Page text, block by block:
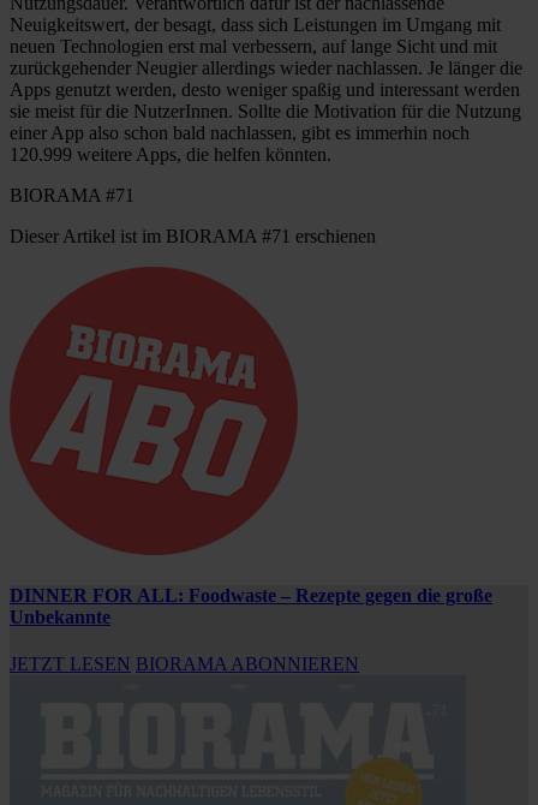
Neuigkeitswert, der besagt, dass sich Leistungen im Umgang mit
neuen Technologien erst mal verbessern, auf lange Sicht und mit
zurückgehender Neugier allerdings wieder nachlassen. Je länger die
Apps genutzt werden, desto weniger spaßig und interessant werden
sie meist für die NutzerInnen. Sollte die Motivation für die Nutzung
einer App also schon bald nachlassen, gibt es immerhin noch
120.999 weitere Apps, die helfen könnten.
BIORAMA #71
Dieser Artikel ist im BIORAMA #71 erschienen
DINNER FOR ALL: Foodwaste – Rezepte gegen die große
Unbekannte
JETZT LESEN BIORAMA ABONNIEREN